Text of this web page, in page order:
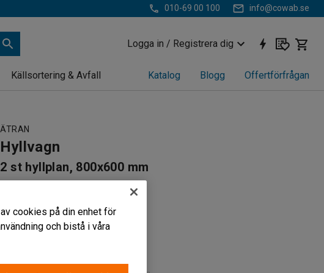
010-69 00 100 info@cowab.se
Logga in / Registrera dig
Källsortering & Avfall Katalog Blogg Offertförfrågan
ÄTRAN
Hyllvagn
2 st hyllplan, 800x600 mm
Gallergavlar
Greppvänligt handtag
Lastytans storlek (LxB) (mm)
cookies på din enhet för
och bistå i våra